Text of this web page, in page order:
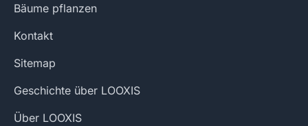
Bäume pflanzen
Kontakt
Sitemap
Geschichte über LOOXIS
Über LOOXIS